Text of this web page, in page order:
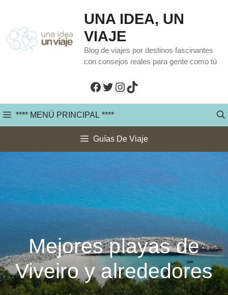
contenido
UNA IDEA, UN
VIAJE
Blog de viajes por destinos fascinantes
con consejos reales para gente como tú
Facebook
Twitter
Instagram
TikTok
**** MENÚ PRINCIPAL ****
Guías De Viaje
Mejores playas de
Viveiro y alrededores